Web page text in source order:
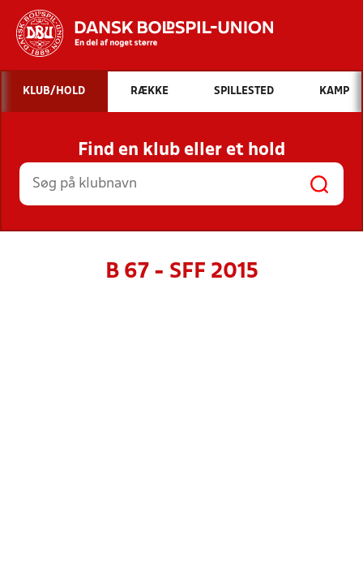
Hvad vil du søge efter?
INDHOLD OG NYHEDER
STILLINGER, RESULTATER, KLUBBER OG
HOLD
KLUB/HOLD RÆKKE SPILLESTED KAMP
Find en klub eller et hold
B 67 - SFF 2015